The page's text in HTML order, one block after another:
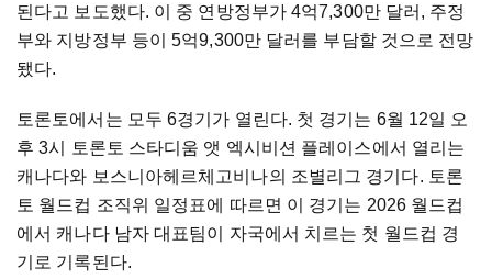
된다고 보도했다. 이 중 연방정부가 4억7,300만 달러, 주정
부와 지방정부 등이 5억9,300만 달러를 부담할 것으로 전망
됐다.
토론토에서는 모두 6경기가 열린다. 첫 경기는 6월 12일 오
후 3시 토론토 스타디움 앳 엑시비션 플레이스에서 열리는
캐나다와 보스니아헤르체고비나의 조별리그 경기다. 토론
토 월드컵 조직위 일정표에 따르면 이 경기는 2026 월드컵
에서 캐나다 남자 대표팀이 자국에서 치르는 첫 월드컵 경
기로 기록된다.